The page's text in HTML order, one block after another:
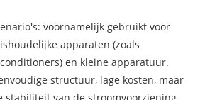
voornamelijk gebruikt voor
apparaten (zoals
en kleine apparatuur.
structuur, lage kosten, maar
stabiliteit van de stroomvoorziening.